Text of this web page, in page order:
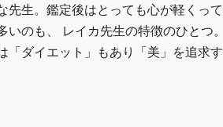
生。鑑定後はとっても心が軽くって
いのも、 レイカ先生の特徴のひとつ
「ダイエット」もあり「美」を追求